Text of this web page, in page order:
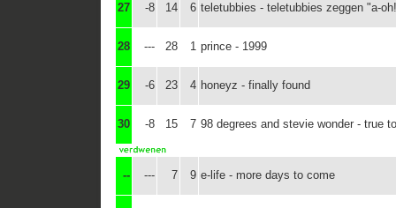
27 -8 14 6 teletubbies - teletubbies zeggen "a-
28 --- 28 1 prince - 1999
29 -6 23 4 honeyz - finally found
30 -8 15 7 98 degrees and stevie wonder - true
-- --- 7 9 e-life - more days to come